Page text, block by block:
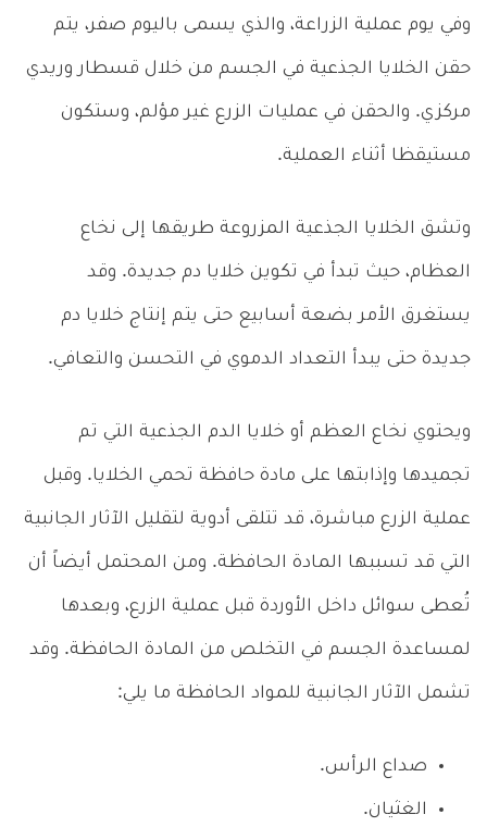
وفي يوم عملية الزراعة، والذي يسمى باليوم صفر، يتم
حقن الخلايا الجذعية في الجسم من خلال قسطار وريدي
مركزي. والحقن في عمليات الزرع غير مؤلم، وستكون
مستيقظا أثناء العملية.
وتشق الخلايا الجذعية المزروعة طريقها إلى نخاع
العظام، حيث تبدأ في تكوين خلايا دم جديدة. وقد
يستغرق الأمر بضعة أسابيع حتى يتم إنتاج خلايا دم
جديدة حتى يبدأ التعداد الدموي في التحسن والتعافي.
ويحتوي نخاع العظم أو خلايا الدم الجذعية التي تم
تجميدها وإذابتها على مادة حافظة تحمي الخلايا. وقبل
عملية الزرع مباشرة، قد تتلقى أدوية لتقليل الآثار الجانبية
التي قد تسببها المادة الحافظة. ومن المحتمل أيضاً أن
تُعطى سوائل داخل الأوردة قبل عملية الزرع، وبعدها
لمساعدة الجسم في التخلص من المادة الحافظة. وقد
تشمل الآثار الجانبية للمواد الحافظة ما يلي:
صداع الرأس.
الغثيان.